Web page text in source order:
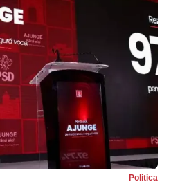
Politica